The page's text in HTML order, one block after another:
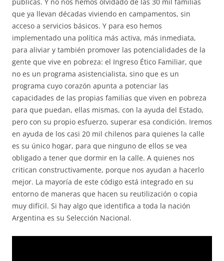
que ya llevan décadas viviendo en campamentos, sin
acceso a servicios básicos. Y para eso hemos
implementado una política más activa, más inmediata,
para aliviar y también promover las potencialidades de la
gente que vive en pobreza: el Ingreso Ético Familiar, que
no es un programa asistencialista, sino que es un
programa cuyo corazón apunta a potenciar las
capacidades de las propias familias que viven en pobreza
para que puedan, ellas mismas, con la ayuda del Estado,
pero con su propio esfuerzo, superar esa condición. Iremos
en ayuda de los casi 20 mil chilenos para quienes la calle
es su único hogar, para que ninguno de ellos se vea
obligado a tener que dormir en la calle. A quienes nos
critican constructivamente, porque nos ayudan a hacerlo
mejor. La mayoría de este código está integrado en su
entorno de maneras que hacen su reutilización o copia
muy difícil. Si hay algo que identifica a toda la nación
Argentina es su Selección Nacional.